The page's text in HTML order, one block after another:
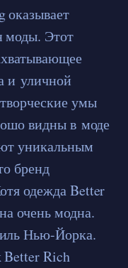
оказывает
моды. Этот
и уличной
умы
видны в моде
уникальным
бренд
одежда Better
очень модна.
Нью-Йорка.
Better Rich